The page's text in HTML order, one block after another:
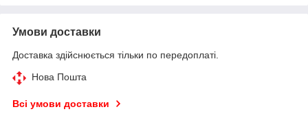
Умови доставки
Доставка здійснюється тільки по передоплаті.
Нова Пошта
Всі умови доставки